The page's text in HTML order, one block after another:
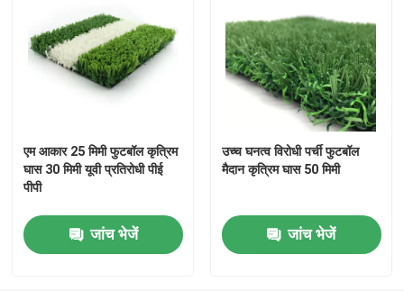
घर
एम आकार 25 मिमी फुटबॉल कृत्रिम
घास 30 मिमी यूवी प्रतिरोधी पीई
पीपी
जांच भेजें
उच्च घनत्व विरोधी पर्ची फुटबॉल
मैदान कृत्रिम घास 50 मिमी
जांच भेजें